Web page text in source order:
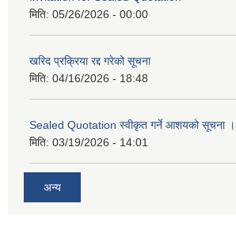
मिति: 05/26/2026 - 00:00
खरिद प्रक्रिया रद्द गरेको सूचना
मिति: 04/16/2026 - 18:48
Sealed Quotation स्वीकृत गर्ने आशयको सूचना ।
मिति: 03/19/2026 - 14:01
अन्य